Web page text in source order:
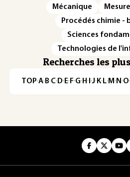
Mécanique
Procédés chimie -
Sciences
Technologies de
Recherches les
TOP·A·B·C· D· E· F·G· H · ·J· K· L· M · N ·O·